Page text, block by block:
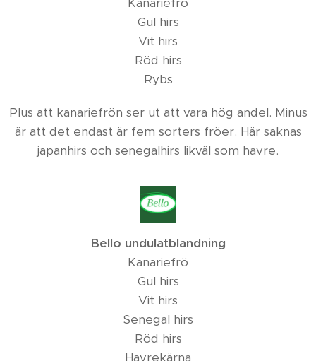
Gul hirs
Vit hirs
Röd hirs
Rybs
Plus att kanariefrön ser ut att vara hög andel. Minus
är att det endast är fem sorters fröer. Här saknas
japanhirs och senegalhirs likväl som havre.
Bello undulatblandning
Kanariefrö
Gul hirs
Vit hirs
Senegal hirs
Röd hirs
Havrekärna